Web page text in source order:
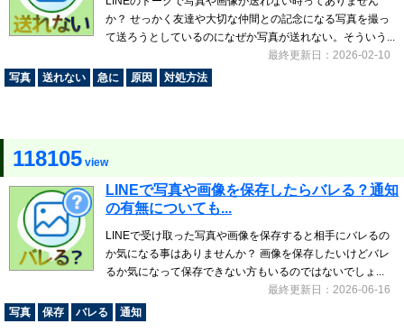
か？ せっかく友達や大切な仲間との記念になる写真を撮っ
て送ろうとしているのになぜか写真が送れない。そういう...
最終更新日：2026-02-10
写真
送れない 急に 原因 対処方法
118105 view
LINEで写真や画像を保存したらバレる？通知
の有無についても...
LINEで受け取った写真や画像を保存すると相手にバレるの
か気になる事はありませんか？ 画像を保存したいけどバレ
るか気になって保存できない方もいるのではないでしょ...
最終更新日：2026-06-16
写真
保存 バレる 通知